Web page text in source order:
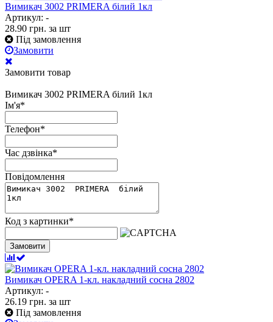
Вимикач 3002 PRIMERA білий 1кл
Артикул: -
28.90 грн. за шт
Під замовлення
Замовити
Замовити товар
Вимикач 3002 PRIMERA білий 1кл
Ім'я*
Телефон*
Час дзвінка*
Повідомлення
Код з картинки*
Замовити
Вимикач OPERA 1-кл. накладний сосна 2802
Артикул: -
26.19 грн. за шт
Під замовлення